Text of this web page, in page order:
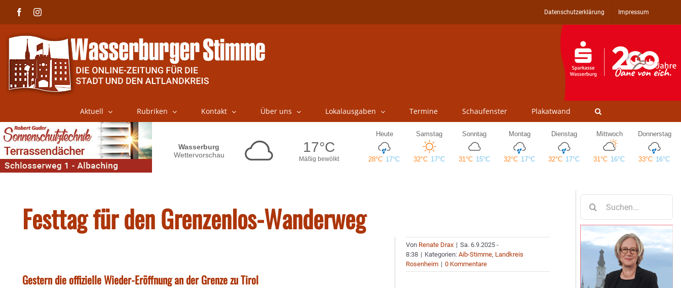
FacebookInstagram Datenschutzerklärung Impressum
Aktuell Rubriken Kontakt Über uns Lokalausgaben Termine Schaufenster Plakatwand
Festtag für den Grenzenlos-Wanderweg
Gestern die offizielle Wieder-Eröffnung an der Grenze zu Tirol
Von Renate Drax | Sa. 6.9.2025 -
8:38 | Kategorien:Aib-Stimme, Landkreis
Rosenheim | 0 Kommentare
nach: